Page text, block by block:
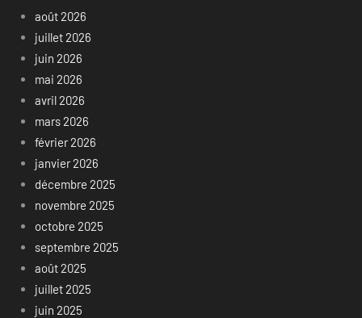
août 2026
juillet 2026
juin 2026
mai 2026
avril 2026
mars 2026
février 2026
janvier 2026
décembre 2025
novembre 2025
octobre 2025
septembre 2025
août 2025
juillet 2025
juin 2025